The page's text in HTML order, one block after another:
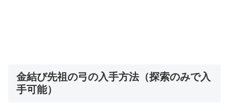
金結び先祖の弓の入手方法（探索のみで入
手可能）